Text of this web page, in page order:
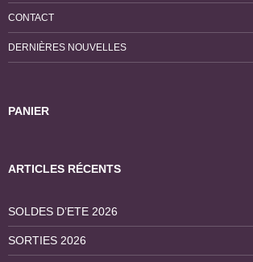
CONTACT
DERNIÈRES NOUVELLES
PANIER
ARTICLES RÉCENTS
SOLDES D’ETE 2026
SORTIES 2026